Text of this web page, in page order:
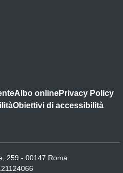
Albo onlinePrivacy Policy
Obiettivi di accessibilità
259 - 00147 Roma